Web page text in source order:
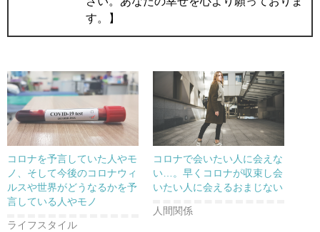
す。】
コロナを予言していた人やモ
ノ、そして今後のコロナウィ
ルスや世界がどうなるかを予
言している人やモノ
ライフスタイル
コロナで会いたい人に会えな
い…。早くコロナが収束し会
いたい人に会えるおまじない
人間関係